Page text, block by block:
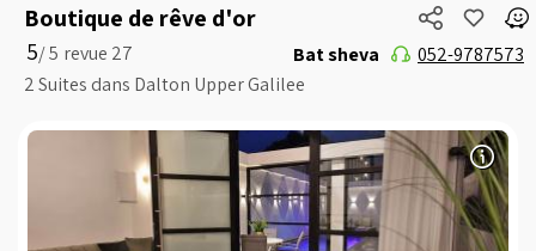
Boutique de rêve d'or
5 /
5
2 Suites dans Dalton Upper Galilee
Bat sheva 052-9787573